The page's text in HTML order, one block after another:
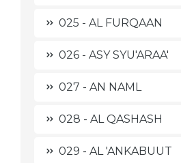
025 - AL FURQAAN
026 - ASY SYU'ARAA'
027 - AN NAML
028 - AL QASHASH
029 - AL 'ANKABUUT